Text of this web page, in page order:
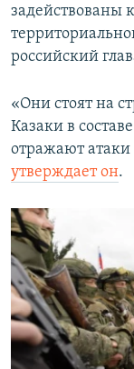
задействованы
российский
«Они стоят на
Казаки в
отражают атаки
утверждает он.